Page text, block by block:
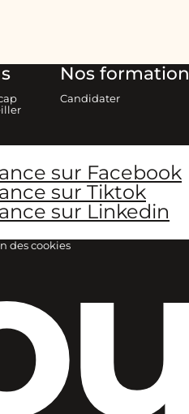
Nos
Candidater
sur Facebook
sur Tiktok
sur Linkedin
des cookies